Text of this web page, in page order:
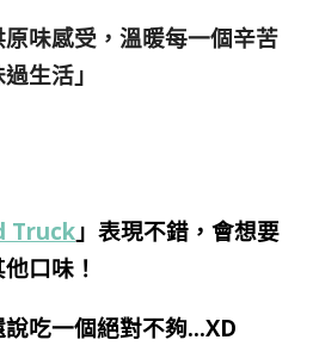
味感受，溫暖每一個辛苦
生活」
Truck 」表現不錯，會想要
口味！
吃一個絕對不夠…XD